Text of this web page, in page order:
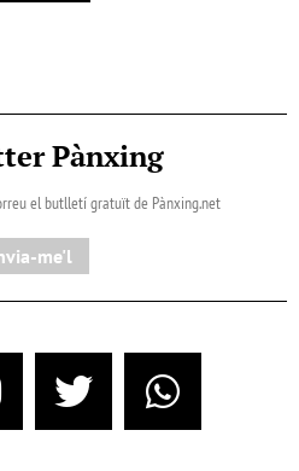
Pànxing
el butlletí gratuït de Pànxing.net​
me'l